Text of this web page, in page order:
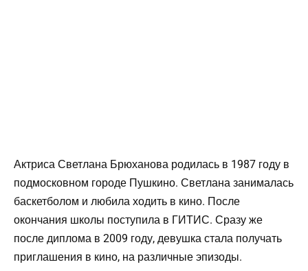
Актриса Светлана Брюханова родилась в 1987 году в
подмосковном городе Пушкино. Светлана занималась
баскетболом и любила ходить в кино. После
окончания школы поступила в ГИТИС. Сразу же
после диплома в 2009 году, девушка стала получать
приглашения в кино, на различные эпизоды.